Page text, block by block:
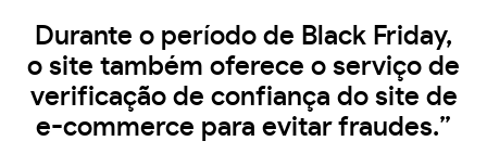
Durante o período de Black Friday,
o site também oferece o serviço de
verificação de confiança do site de
e-commerce para evitar fraudes.”